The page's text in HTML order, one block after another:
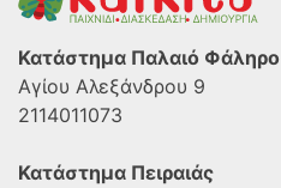
Κατάστημα Παλαιό Φάληρο
Αγίου Αλεξάνδρου 9
2114011073
Κατάστημα Πειραιάς